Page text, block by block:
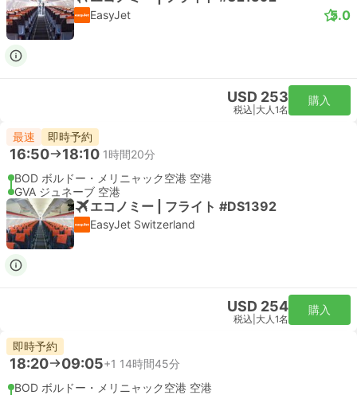
EasyJet 5.0
USD 253
税込 大人1名
購入
最速 即時予約
16:50 18:10 1時間20分
BOD ボルドー・メリニャック空港 空港
GVA ジュネーブ 空港
エコノミー | フライト #DS1392
EasyJet Switzerland
USD 254
税込 大人1名
購入
即時予約
18:20 09:05+1 14時間45分
BOD ボルドー・メリニャック空港 空港